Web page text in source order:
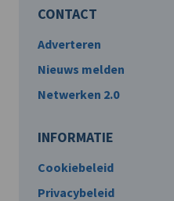
CONTACT
Adverteren
Nieuws melden
Netwerken 2.0
INFORMATIE
Cookiebeleid
Privacybeleid